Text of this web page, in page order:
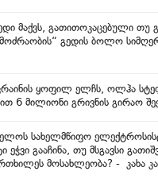
მაქვს, გათითოკაცებული
გედის ბოლო
ყოფილ ელჩს, ოლჰა
6 მილიონი გრივნის გირაო
სახელმწიფო
ეჭვი გააჩინა, თუ მსგავსი
მოსახლეობა? - კახა